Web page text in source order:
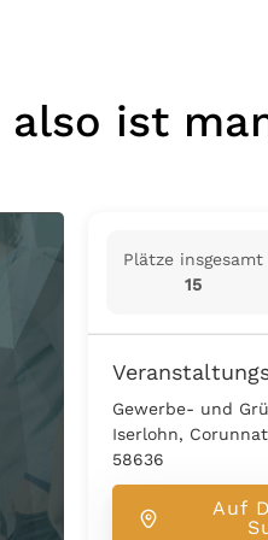
also ist
Plätze insgesamt
15
Gewerbe- und
Iserlohn,
58636
Auf